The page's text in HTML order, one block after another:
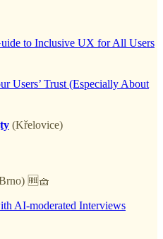
to Inclusive UX for All Users
Users’ Trust (Especially About
(Křelovice)
🆓🧺
AI-moderated Interviews